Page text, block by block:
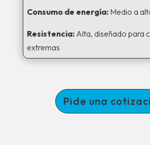
Consumo de energía:Medio a
Resistencia:Alta, diseñado para
extremas
Pide una